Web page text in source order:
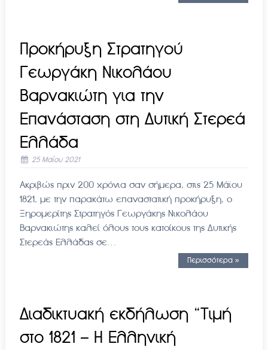
Προκήρυξη Στρατηγού
Γεωργάκη Νικολάου
Βαρνακιώτη για την
Επανάσταση στη Δυτική Στερεά
Ελλάδα
25 Μαΐου 2021
Ακριβώς πριν 200 χρόνια σαν σήμερα, στις 25 Μάϊου
1821, με την παρακάτω επαναστατική προκήρυξη, ο
Ξηρομερίτης Στρατηγός Γεωργάκης Νικολάου
Βαρνακιώτης καλεί όλους τους κατοίκους της Δυτικής
Στερεάς Ελλάδας σε…
Περισσότερα »
Διαδικτυακή εκδήλωση “Τιμή
στο 1821 – Η Ελληνική